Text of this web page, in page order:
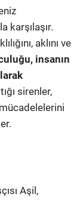
karşılaşır.
aklını ve
insanın
sirenler,
Aşil,